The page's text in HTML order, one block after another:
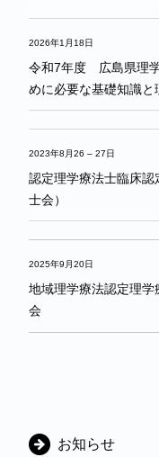
2026年1月18日
令和7年度 広島県理
めに必要な基礎知識と
2023年8月26 – 27日
認定理学療法士臨床
士会）
2025年9月20日
地域理学療法認定理
会
カ
お知らせ